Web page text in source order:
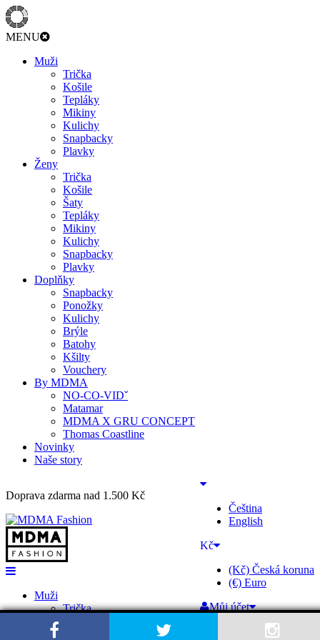
MENU
Muži
Trička
Košile
Tepláky
Mikiny
Kulichy
Snapbacky
Plavky
Ženy
Trička
Košile
Šaty
Tepláky
Mikiny
Kulichy
Snapbacky
Plavky
Doplňky
Snapbacky
Ponožky
Kulichy
Brýle
Batohy
Kšilty
Vouchery
By MDMA
NO-CO-VIDˇ
Matamar
MDMA X GRU CONCEPT
Thomas Coastline
Novinky
Naše story
Doprava zdarma nad 1.500 Kč
Čeština
English
Kč
(Kč) Česká koruna
(€) Euro
Můj účet
Muži
Trička
používáním souborů cookie pro analýzy,